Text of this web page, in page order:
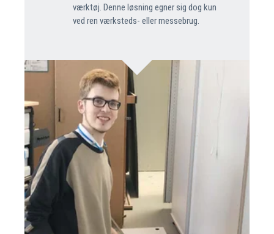
værktøj. Denne løsning egner sig dog kun
ved ren værksteds- eller messebrug.